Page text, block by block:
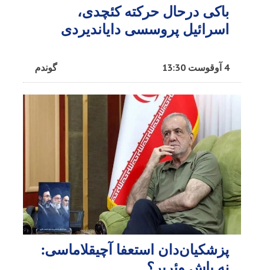
باکی درحال حرکته کئچدی،
اسرائیل پروسسی دایاندیردی
گوندم 4 آوقوست 13:30
پزشکیان‌دان استعفا آچیقلاماسی: